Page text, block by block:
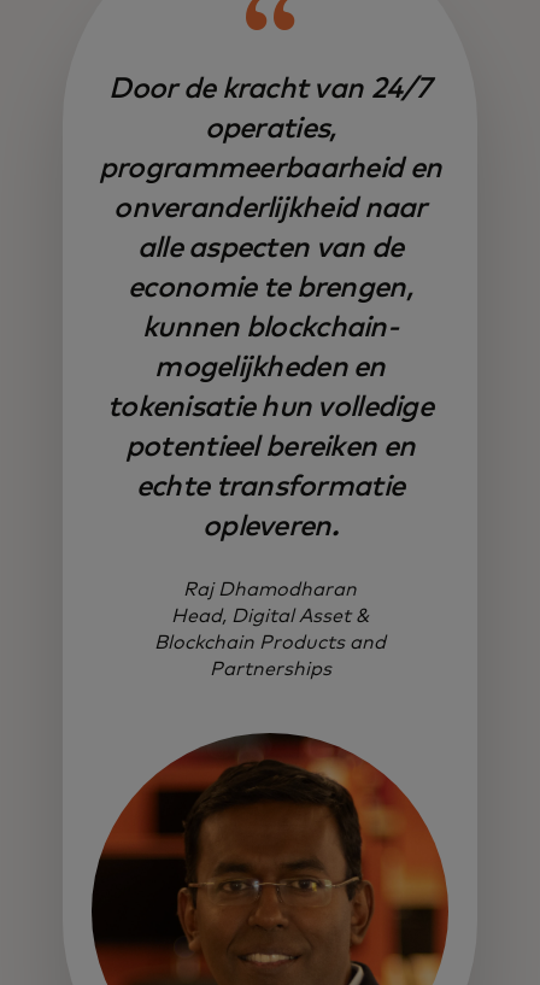
Door de kracht van 24/7
operaties,
programmeerbaarheid en
onveranderlijkheid naar
alle aspecten van de
economie te brengen,
kunnen blockchain-
mogelijkheden en
tokenisatie hun volledige
potentieel bereiken en
echte transformatie
opleveren.
Raj Dhamodharan
Head, Digital Asset &
Blockchain Products and
Partnerships